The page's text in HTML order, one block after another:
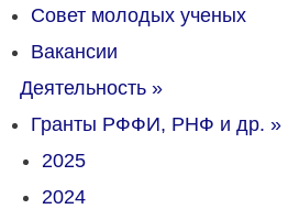
Совет молодых ученых
Вакансии
Деятельность »
Гранты РФФИ, РНФ и др. »
2025
2024